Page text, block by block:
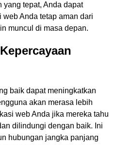
yang tepat, Anda dapat
Anda tetap aman dari
muncul di masa depan.
baik dapat meningkatkan
akan merasa lebih
web Anda jika mereka tahu
dilindungi dengan baik. Ini
hubungan jangka panjang